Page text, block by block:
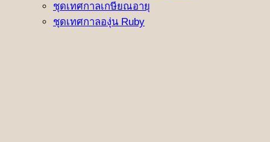
ชุดเทศกาลเกษียณอายุ
ชุดเทศกาลองุ่น Ruby